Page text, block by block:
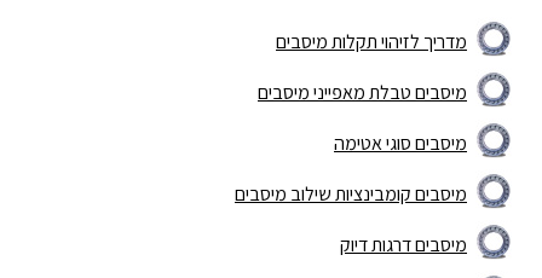
מדריך לזיהוי תקלות מיסבים
מיסבים טבלת מאפייני מיסבים
מיסבים סוגי אטימה
מיסבים קומבינציות שילוב מיסבים
מיסבים דרגות דיוק